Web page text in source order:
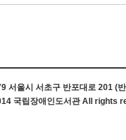
서울시 서초구 반포대로 201 (
국립장애인도서관 All rights